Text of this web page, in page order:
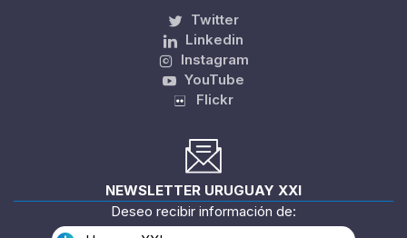
Twitter
Linkedin
Instagram
YouTube
Flickr
NEWSLETTER URUGUAY XXI
Deseo recibir información de: